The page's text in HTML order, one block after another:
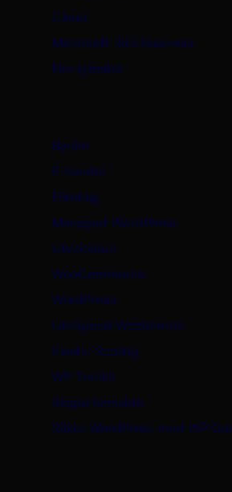
Cloud
Microsoft 365 Business
Fler tjänster
Byråer
E-handel
Företag
Managed WordPress
Utvecklare
WooCommerce
WordPress
LiteSpeed Webbhotell
Elastic Scaling
WP Toolkit
Skapa hemsida
Säker WordPress med WP